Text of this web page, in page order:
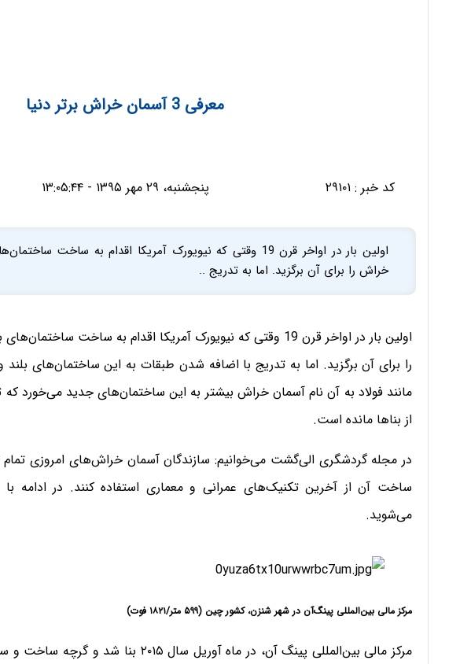
معرفی 3 آسمان خراش برتر دنیا
کد خبر : ۲۹۱۰۱ پنجشنبه، ۲۹ مهر ۱۳۹۵ - ۱۳:۰۵:۴۴
اولین بار در اواخر قرن 19 وقتی که نیویورک آمریکا اقدام به
خراش را برای آن برگزید. اما به تدریج ..
اولین بار در اواخر قرن 19 وقتی که نیویورک آمریکا اقدام به ساخت
را برای آن برگزید. اما به تدریج با اضافه شدن طبقات به این ساختمان‌های بلند
مانند فولاد به آن نام آسمان خراش بیشتر به این ساختمان‌های جدید می‌خورد که
از بناها مانده است.
در مجله گردشگری الی‌گشت می‌خوانیم: سازندگان آسمان خراش‌های امروزی تمام
می‌شوید.
مرکز مالی بین‌المللی پینگ‌آن در شهر شنزن، کشور چین (۵۹۹ متر/۱۸۲۱ فوت)
مرکز مالی بین‌المللی پینگ آن، در ماه آوریل